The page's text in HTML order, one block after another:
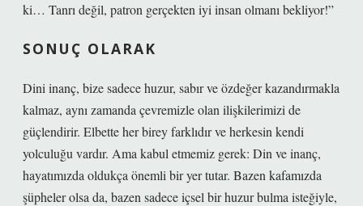
ki… Tanrı değil, patron gerçekten iyi insan olmanı bekliyor!”
SONUÇ OLARAK
Dini inanç, bize sadece huzur, sabır ve özdeğer kazandırmakla
kalmaz, aynı zamanda çevremizle olan ilişkilerimizi de
güçlendirir. Elbette her birey farklıdır ve herkesin kendi
yolculuğu vardır. Ama kabul etmemiz gerek: Din ve inanç,
hayatımızda oldukça önemli bir yer tutar. Bazen kafamızda
şüpheler olsa da, bazen sadece içsel bir huzur bulma isteğiyle,